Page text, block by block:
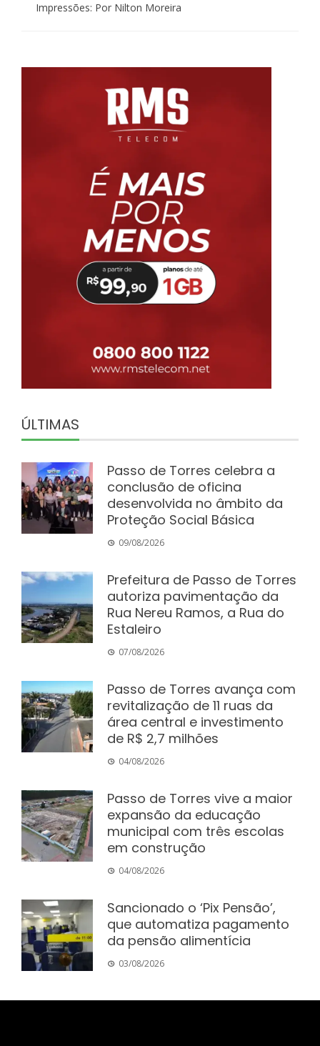
Impressões: Por Nilton Moreira
ÚLTIMAS
Passo de Torres celebra a
conclusão de oficina
desenvolvida no âmbito da
Proteção Social Básica
09/08/2026
Prefeitura de Passo de Torres
autoriza pavimentação da
Rua Nereu Ramos, a Rua do
Estaleiro
07/08/2026
Passo de Torres avança com
revitalização de 11 ruas da
área central e investimento
de R$ 2,7 milhões
04/08/2026
Passo de Torres vive a maior
expansão da educação
municipal com três escolas
em construção
04/08/2026
Sancionado o ‘Pix Pensão’,
que automatiza pagamento
da pensão alimentícia
03/08/2026